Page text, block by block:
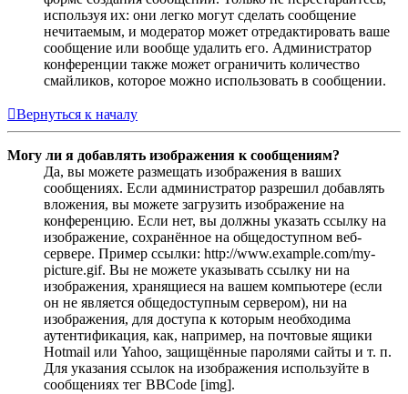
используя их: они легко могут сделать сообщение
нечитаемым, и модератор может отредактировать ваше
сообщение или вообще удалить его. Администратор
конференции также может ограничить количество
смайликов, которое можно использовать в сообщении.
Вернуться к началу
Могу ли я добавлять изображения к сообщениям?
Да, вы можете размещать изображения в ваших
сообщениях. Если администратор разрешил добавлять
вложения, вы можете загрузить изображение на
конференцию. Если нет, вы должны указать ссылку на
изображение, сохранённое на общедоступном веб-
сервере. Пример ссылки: http://www.example.com/my-
picture.gif. Вы не можете указывать ссылку ни на
изображения, хранящиеся на вашем компьютере (если
он не является общедоступным сервером), ни на
изображения, для доступа к которым необходима
аутентификация, как, например, на почтовые ящики
Hotmail или Yahoo, защищённые паролями сайты и т. п.
Для указания ссылок на изображения используйте в
сообщениях тег BBCode [img].